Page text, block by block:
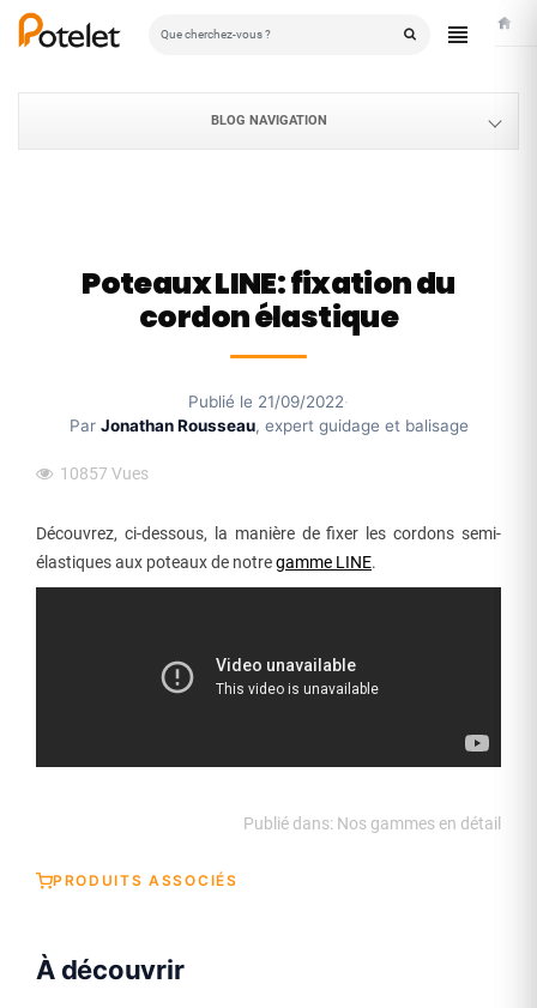
BLOG NAVIGATION
Poteaux LINE: fixation du
cordon élastique
Publié le 21/09/2022·
Par Jonathan Rousseau, expert guidage et balisage
10857 Vues
Découvrez, ci-dessous, la manière de fixer les cordons semi-
élastiques aux poteaux de notregamme LINE.
Publié dans: Nos gammes en détail
PRODUITS ASSOCIÉS
À découvrir